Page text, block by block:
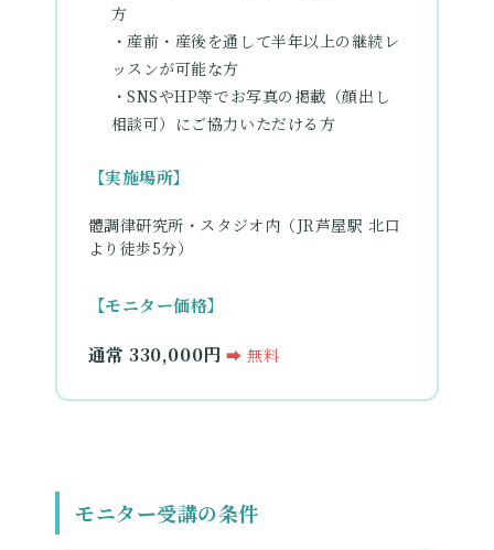
方
・産前・産後を通して半年以上の継続レ
ッスンが可能な方
・SNSやHP等でお写真の掲載（顔出し
相談可）にご協力いただける方
【実施場所】
體調律研究所・スタジオ内（JR芦屋駅 北口
より徒歩5分）
【モニター価格】
通常 330,000円➡ 無料
モニター受講の条件